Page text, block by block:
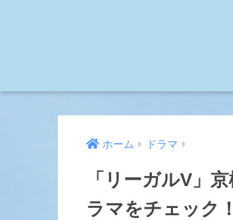
ホーム ドラマ
「リーガルV」
ラマをチェック！